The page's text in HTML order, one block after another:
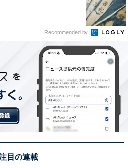
Recommended by
目の連載